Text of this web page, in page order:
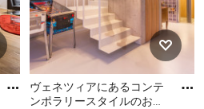
ヴェネツィアにあるコンテ
ンポラリースタイルのおし